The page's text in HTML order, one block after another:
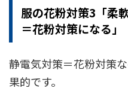
服の花粉対策3「柔
＝花粉対策になる」
静電気対策＝花粉対策
果的です。